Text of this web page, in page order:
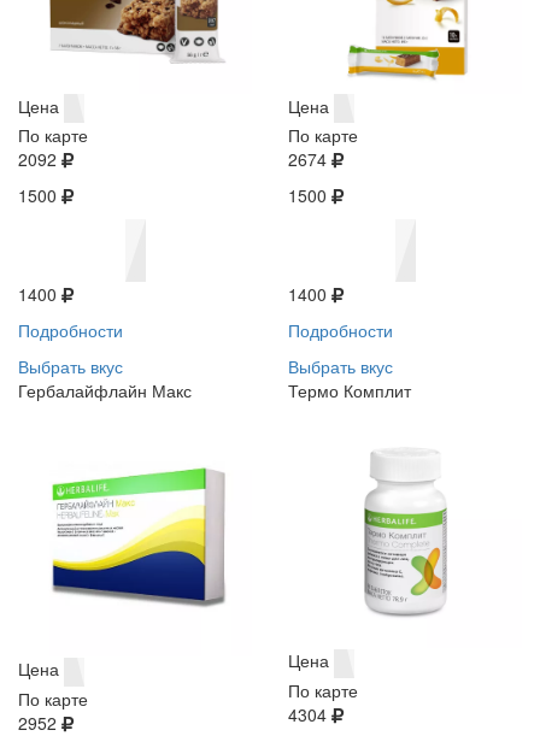
Цена
По карте
2092
1500
1400
Подробности
Выбрать вкус
Цена
По карте
2674
1500
1400
Подробности
Выбрать вкус
Гербалайфлайн Макс
Цена
По карте
2952
Термо Комплит
Цена
По карте
4304